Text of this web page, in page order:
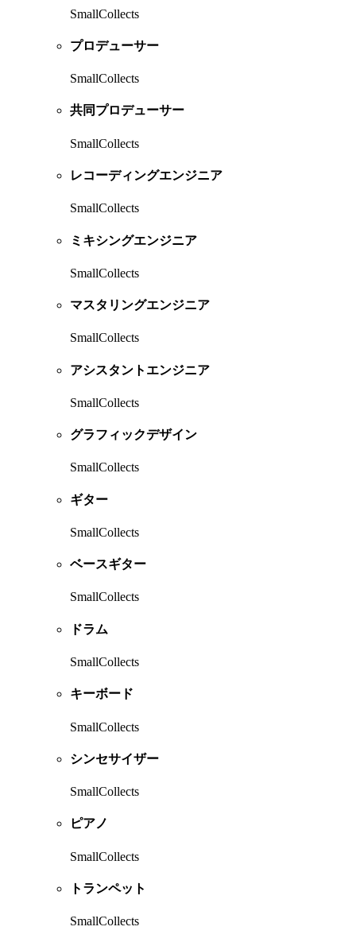
SmallCollects
プロデューサー
SmallCollects
共同プロデューサー
SmallCollects
レコーディングエンジニア
SmallCollects
ミキシングエンジニア
SmallCollects
マスタリングエンジニア
SmallCollects
アシスタントエンジニア
SmallCollects
グラフィックデザイン
SmallCollects
ギター
SmallCollects
ベースギター
SmallCollects
ドラム
SmallCollects
キーボード
SmallCollects
シンセサイザー
SmallCollects
ピアノ
SmallCollects
トランペット
SmallCollects